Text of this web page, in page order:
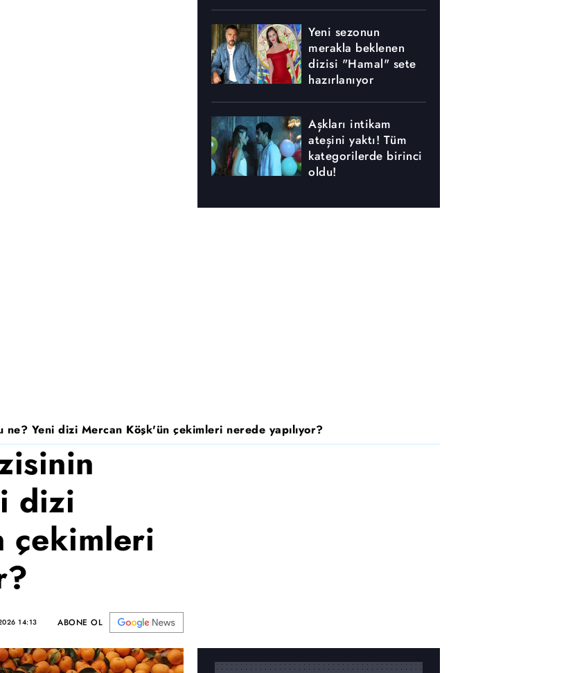
Yeni sezonun
merakla beklenen
dizisi "Hamal" sete
hazırlanıyor
Aşkları intikam
ateşini yaktı! Tüm
kategorilerde birinci
oldu!
ne? Yeni dizi Mercan Köşk'ün çekimleri nerede yapılıyor?
dizi
çekimleri
14:13 ABONE OL